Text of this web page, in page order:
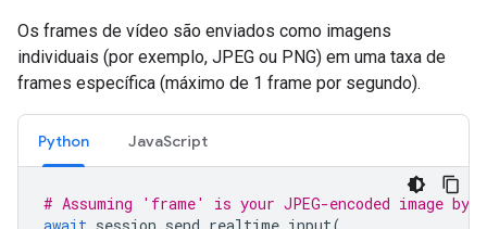
Os frames de vídeo são enviados como imagens
individuais (por exemplo, JPEG ou PNG) em uma taxa de
frames específica (máximo de 1 frame por segundo).
Python JavaScript
# Assuming 'frame' is your JPEG-encoded image